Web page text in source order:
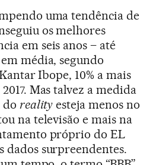
uma tendência de
os melhores
em seis anos – até
média, segundo
Ibope, 10% a mais
Mas talvez a medida
do reality esteja menos no
na televisão e mais na
próprio do EL
dados surpreendentes.